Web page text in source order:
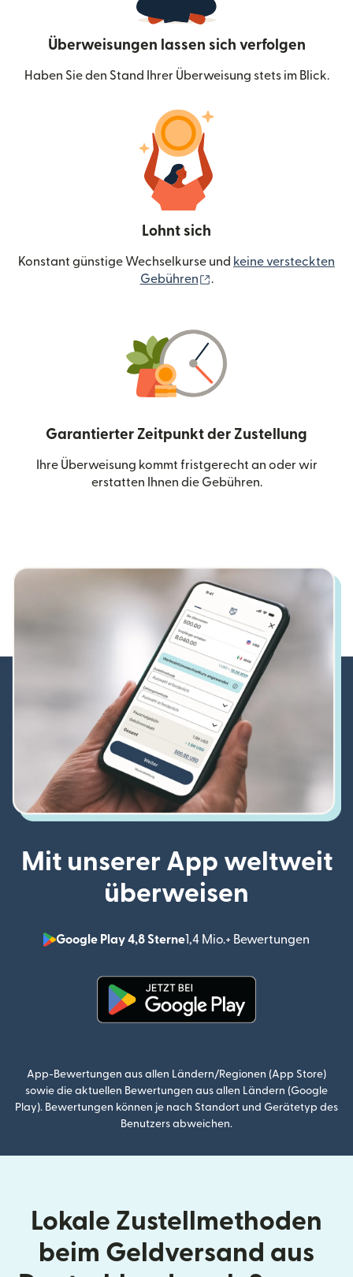
Überweisungen lassen sich verfolgen
Haben Sie den Stand Ihrer Überweisung stets im Blick.
Lohnt sich
Konstant günstige Wechselkurse und keine versteckten
Gebühren
.
Garantierter Zeitpunkt der Zustellung
Ihre Überweisung kommt fristgerecht an oder wir
erstatten Ihnen die Gebühren.
Mit unserer App weltweit
überweisen
Google Play 4,8 Sterne1,4 Mio.+ Bewertungen
App-Bewertungen aus allen Ländern/Regionen (App Store)
sowie die aktuellen Bewertungen aus allen Ländern (Google
Play). Bewertungen können je nach Standort und Gerätetyp des
Benutzers abweichen.
Lokale Zustellmethoden
beim Geldversand aus